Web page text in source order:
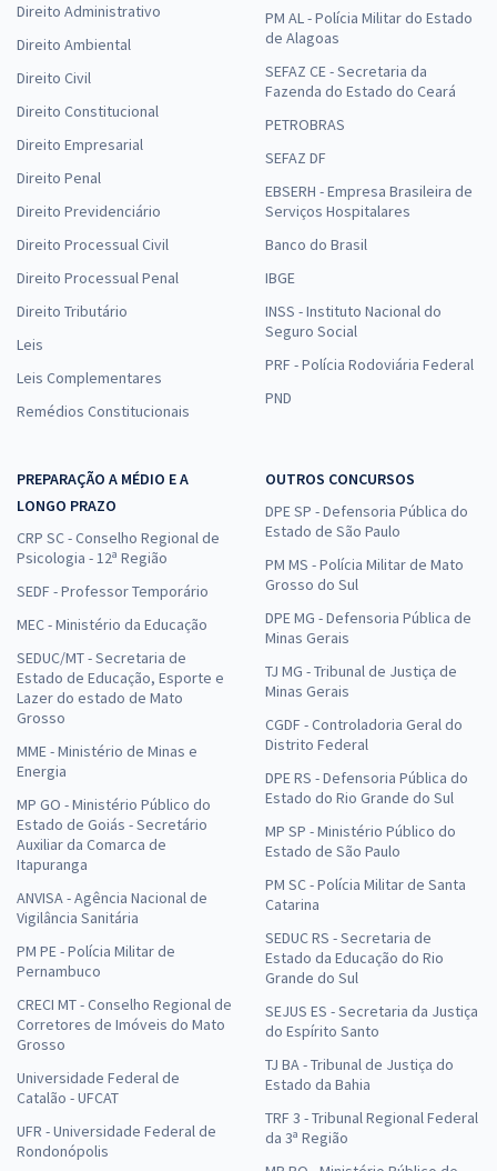
UNESP - Universidade Estadual Paulista “Júlio de Mesquita Filho" -
Conhecimentos Específicos para Assistente de Informática II (Área
de atuação: Redes, Infraestrutura e Suporte ao Usuário (Pré-edital)
R$19,99
Economize R$ 59,96 (-20%)
UNESP - Universidade Estadual Paulista “Júlio de Mesquita Filho" -
Motorista - Araraquara
à vista
ou 12x de
Comprar
UNESP - Universidade Estadual Paulista “Júlio de Mesquita Filho" -
Enfermeiro (Área de atuação: Enfermagem do Trabalho)
à vista
ou 12x de
R$33,33
Economize R$ 99,98 (-20%)
Comprar
UNESP - Universidade Estadual Paulista “Júlio de Mesquita Filho" -
Assistente Administrativo II - Materiais - Araraquara
R$ 303,84
à vista
25,32
Economize R$ 75,96 (-20%)
Comprar
UNESP - Universidade Estadual Paulista “Júlio de Mesquita Filho" -
Psicólogo (Psicologia Educacional e Neuropsicológica) - Módulo
Especial
Direito Administrativo
Direito Ambiental
Direito Civil
Direito Constitucional
Direito Empresarial
Direito Penal
Direito Previdenciário
Direito Processual Civil
Direito Processual Penal
Direito Tributário
Leis
Leis Complementares
Remédios Constitucionais
PM AL - Polícia Militar do Estado
de Alagoas
SEFAZ CE - Secretaria da
Fazenda do Estado do Ceará
PETROBRAS
SEFAZ DF
EBSERH - Empresa Brasileira de
Serviços Hospitalares
Banco do Brasil
IBGE
INSS - Instituto Nacional do
Seguro Social
PRF - Polícia Rodoviária Federal
PND
PREPARAÇÃO A MÉDIO E A
LONGO PRAZO
CRP SC - Conselho Regional de
Psicologia - 12ª Região
SEDF - Professor Temporário
MEC - Ministério da Educação
SEDUC/MT - Secretaria de
Estado de Educação, Esporte e
Lazer do estado de Mato
Grosso
MME - Ministério de Minas e
Energia
MP GO - Ministério Público do
Estado de Goiás - Secretário
Auxiliar da Comarca de
Itapuranga
ANVISA - Agência Nacional de
Vigilância Sanitária
PM PE - Polícia Militar de
Pernambuco
CRECI MT - Conselho Regional de
Corretores de Imóveis do Mato
Grosso
Universidade Federal de
Catalão - UFCAT
UFR - Universidade Federal de
Rondonópolis
OUTROS CONCURSOS
DPE SP - Defensoria Pública do
Estado de São Paulo
PM MS - Polícia Militar de Mato
Grosso do Sul
DPE MG - Defensoria Pública de
Minas Gerais
TJ MG - Tribunal de Justiça de
Minas Gerais
CGDF - Controladoria Geral do
Distrito Federal
DPE RS - Defensoria Pública do
Estado do Rio Grande do Sul
MP SP - Ministério Público do
Estado de São Paulo
PM SC - Polícia Militar de Santa
Catarina
SEDUC RS - Secretaria de
Estado da Educação do Rio
Grande do Sul
SEJUS ES - Secretaria da Justiça
do Espírito Santo
TJ BA - Tribunal de Justiça do
Estado da Bahia
TRF 3 - Tribunal Regional Federal
da 3ª Região